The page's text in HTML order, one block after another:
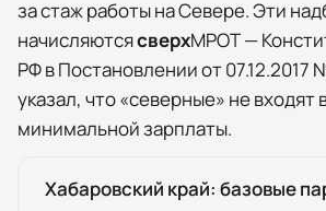
за стаж работы на Севере. Эти
начисляютсясверхМРОТ —
РФ в Постановлении от
указал, что «северные» не входят
минимальной зарплаты.
Хабаровский край: базовые